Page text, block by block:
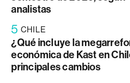
analistas
5 CHILE
¿Qué incluye la
económica de Kast en
principales cambios